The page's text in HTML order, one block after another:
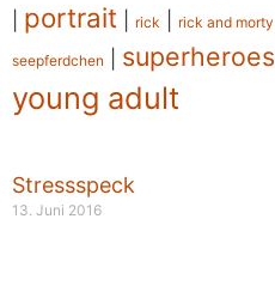
portrait rick rick and morty
seepferdchen superheroes
young adult
Stressspeck
13. Juni 2016